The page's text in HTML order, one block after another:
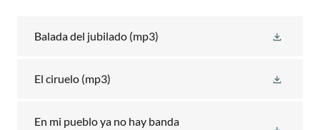
Balada del jubilado (mp3)
El ciruelo (mp3)
En mi pueblo ya no hay banda